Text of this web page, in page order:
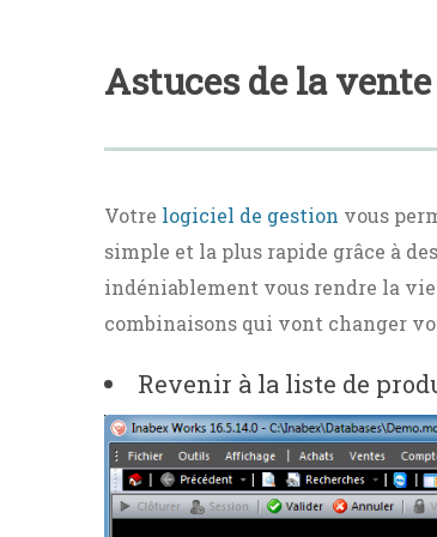
Astuces de la
Votre logiciel de gestion vous
simple et la plus rapide grâce à
indéniablement vous rendre la vie
combinaisons qui vont changer
Revenir à la liste de